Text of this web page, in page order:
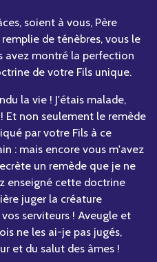
soient à vous, Père
de ténèbres, vous le
avez montré la perfection
de votre Fils unique.
la vie ! J'étais malade,
Et non seulement le remède
par votre Fils à ce
: mais encore vous m'avez
un remède que je ne
enseigné cette doctrine
juger la créature
serviteurs ! Aveugle et
ne les ai-je pas jugés,
et du salut des âmes !